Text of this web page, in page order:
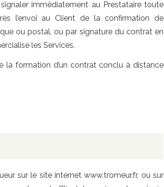
immédiatement au Prestataire toute
l’envoi au Client de la confirmation de
ou postal, ou par signature du contrat en
les Services.
la formation d’un contrat conclu à distance
sur le site internet www.tromeur.fr, ou sur